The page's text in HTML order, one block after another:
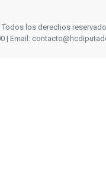
los derechos
| Email: